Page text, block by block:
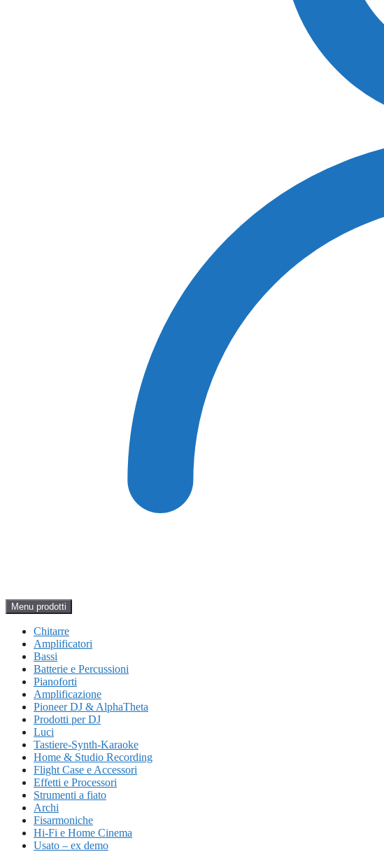
Menu prodotti
Chitarre
Amplificatori
Bassi
Batterie e Percussioni
Pianoforti
Amplificazione
Pioneer DJ & AlphaTheta
Prodotti per DJ
Luci
Tastiere-Synth-Karaoke
Home & Studio Recording
Flight Case e Accessori
Effetti e Processori
Strumenti a fiato
Archi
Fisarmoniche
Hi-Fi e Home Cinema
Usato – ex demo